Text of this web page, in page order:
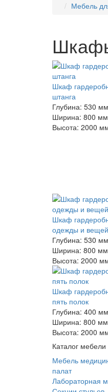
Мебель
Шкаф
штанга
Глубина: 530
Ширина: 800
Высота: 2000
Шкаф
одежды и
Глубина: 530
Ширина: 800
Высота: 2000
Шкаф
пять полок
Глубина: 400
Ширина: 800
Высота: 2000
Каталог мебели
Мебель
палат
Лабораторная